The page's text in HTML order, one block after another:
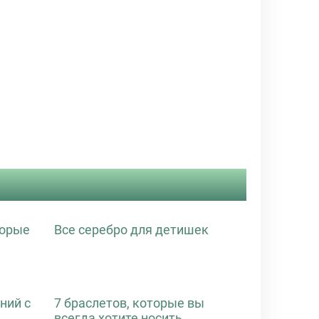
Все серебро для детишек
с
7 браслетов, которые вы